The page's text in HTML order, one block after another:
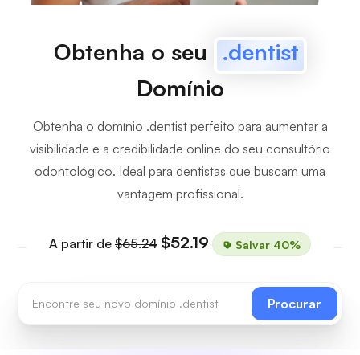
Obtenha o seu
.dentist
Domínio
Obtenha o domínio .dentist perfeito para aumentar a
visibilidade e a credibilidade online do seu consultório
odontológico. Ideal para dentistas que buscam uma
vantagem profissional.
A partir de $65.24 $52.19 Salvar 40%
Procurar